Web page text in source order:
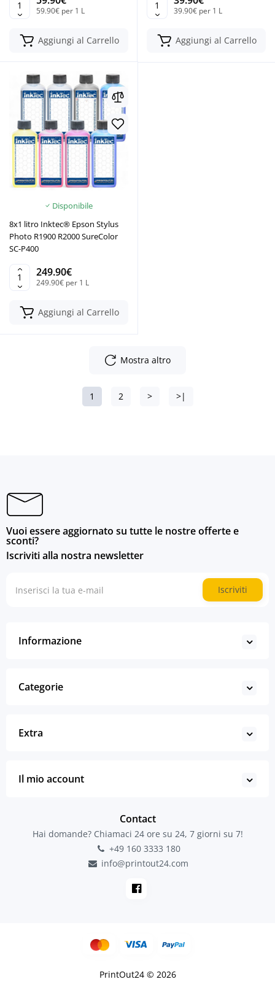
59.90€ per 1 L
Aggiungi al Carrello
39.90€ per 1 L
Aggiungi al Carrello
Disponibile
8x1 litro Inktec® Epson Stylus
Photo R1900 R2000 SureColor
SC-P400
249.90€
249.90€ per 1 L
Aggiungi al Carrello
Mostra altro
1 2 > >|
Vuoi essere aggiornato su tutte le nostre offerte e
sconti?
Iscriviti alla nostra newsletter
Iscriviti
Informazione
Categorie
Extra
Il mio account
Contact
Hai domande? Chiamaci 24 ore su 24, 7 giorni su 7!
+49 160 3333 180
info@printout24.com
PrintOut24 © 2026